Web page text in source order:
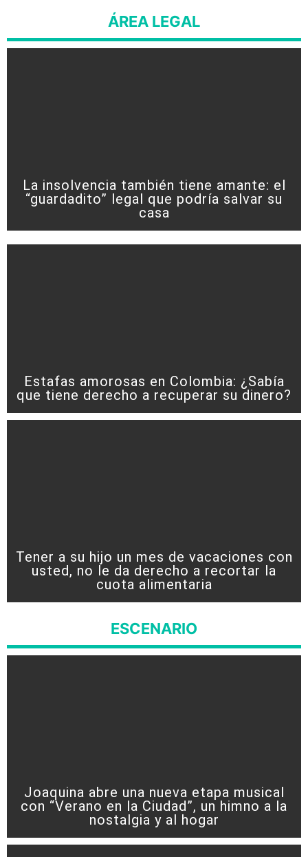
ÁREA LEGAL
La insolvencia también tiene amante: el
“guardadito” legal que podría salvar su
casa
Estafas amorosas en Colombia: ¿Sabía
que tiene derecho a recuperar su dinero?
Tener a su hijo un mes de vacaciones con
usted, no le da derecho a recortar la
cuota alimentaria
ESCENARIO
Joaquina abre una nueva etapa musical
con “Verano en la Ciudad”, un himno a la
nostalgia y al hogar